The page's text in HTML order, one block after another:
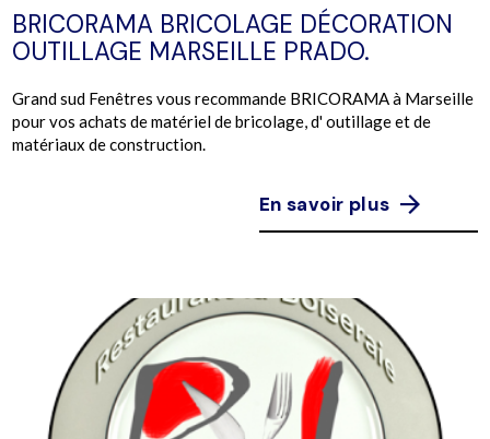
BRICORAMA BRICOLAGE DÉCORATION
OUTILLAGE MARSEILLE PRADO.
Grand sud Fenêtres vous recommande BRICORAMA à Marseille
pour vos achats de matériel de bricolage, d' outillage et de
matériaux de construction.
En savoir plus